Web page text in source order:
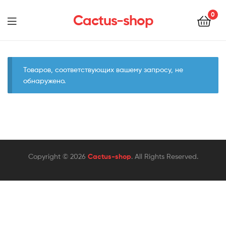
Cactus-shop 0
Menu
Товаров, соответствующих вашему запросу, не
обнаружено.
Copyright © 2026 Cactus-shop. All Rights Reserved.